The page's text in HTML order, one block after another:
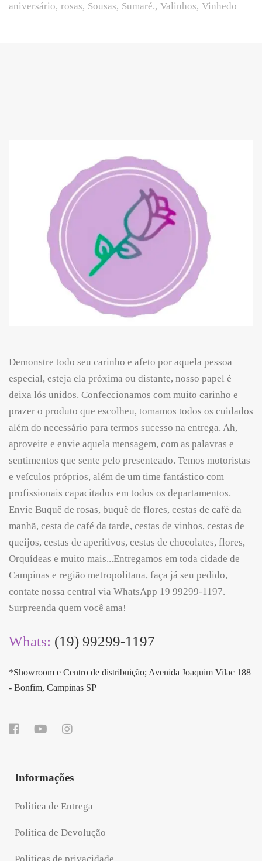
aniversário rosas Sousas Sumaré. Valinhos Vinhedo
Demonstre todo seu carinho e afeto por aquela pessoa
especial, esteja ela próxima ou distante, nosso papel é
deixa lós unidos. Confeccionamos com muito carinho e
prazer o produto que escolheu, tomamos todos os cuidados
além do necessário para termos sucesso na entrega. Ah,
aproveite e envie aquela mensagem, com as palavras e
sentimentos que sente pelo presenteado. Temos motoristas
e veículos próprios, além de um time fantástico com
profissionais capacitados em todos os departamentos.
Envie Buquê de rosas, buquê de flores, cestas de café da
manhã, cesta de café da tarde, cestas de vinhos, cestas de
queijos, cestas de aperitivos, cestas de chocolates, flores,
Orquídeas e muito mais...Entregamos em toda cidade de
Campinas e região metropolitana, faça já seu pedido,
contate nossa central via WhatsApp 19 99299-1197.
Surpreenda quem você ama!
Whats: (19) 99299-1197
*Showroom e Centro de distribuição; Avenida Joaquim Vilac 188
- Bonfim, Campinas SP
Informações
Politica de Entrega
Politica de Devolução